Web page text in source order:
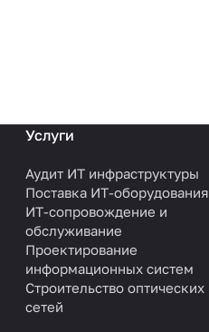
Услуги
Аудит ИТ инфраструктуры
Поставка ИТ-оборудования
ИТ-сопровождение и
обслуживание
Проектирование
информационных систем
Строительство оптических
сетей